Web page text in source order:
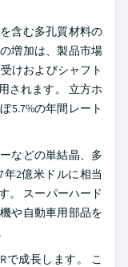
含む多孔質材料の
増加は、製品市場
けおよびシャフト
されます。 立方ホ
5.7%の年間レート
などの単結晶、多
2億米ドルに相当
。 スーパーハード
や自動車用部品を
で成長します。 こ